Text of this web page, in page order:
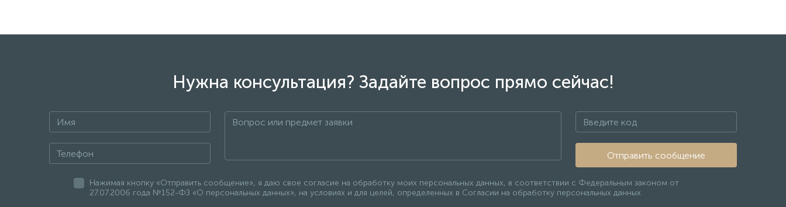
Нужна консультация? Задайте вопрос прямо сейчас!
Отправить сообщение
Нажимая кнопку «Отправить сообщение», я даю свое согласие на обработку моих персональных данных, в соответствии с Федеральным законом от
27.07.2006 года №152-ФЗ «О персональных данных», на условиях и для целей, определенных в Согласии на обработку персональных данных